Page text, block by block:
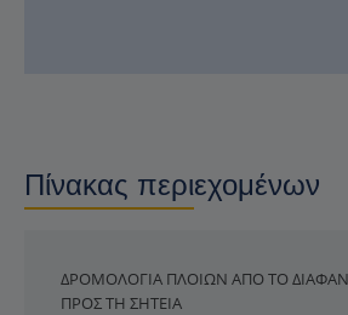
Πίνακας περιεχομένων
ΔΡΟΜΟΛΌΓΙΑ ΠΛΟΊΩΝ ΑΠΌ ΤΟ
ΠΡΟΣ ΤΗ ΣΗΤΕΊΑ